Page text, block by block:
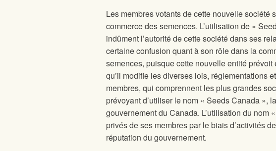
Les membres votants de cette nouvelle société
commerce des semences. L’utilisation de «
indûment l’autorité de cette société dans ses
certaine confusion quant à son rôle dans la
semences, puisque cette nouvelle entité
qu’il modifie les diverses lois, réglementations
membres, qui comprennent les plus grandes
prévoyant d’utiliser le nom « Seeds Canada »,
gouvernement du Canada. L’utilisation du
privés de ses membres par le biais d’activités
réputation du gouvernement.